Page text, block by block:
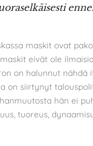
maskit ovat
eivät ole
on halunnut nähdä
on siirtynyt
hän ei
tuoreus,